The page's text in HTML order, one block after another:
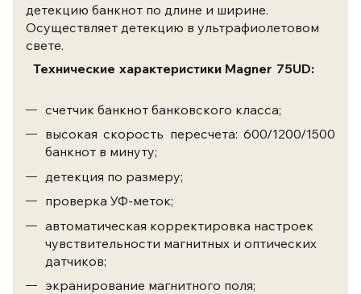
детекцию банкнот по длине и ширине.
Осуществляет детекцию в ультрафиолетовом
свете.
Технические характеристики Magner 75UD:
счетчик банкнот банковского класса;
высокая скорость пересчета: 600/1200/1500
банкнот в минуту;
детекция по размеру;
проверка УФ-меток;
автоматическая корректировка настроек
чувствительности магнитных и оптических
датчиков;
экранирование магнитного поля;